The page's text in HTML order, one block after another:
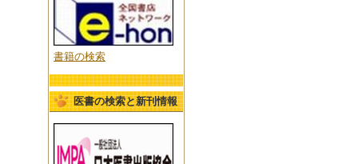
書籍の検索
医書の検索と新刊情報